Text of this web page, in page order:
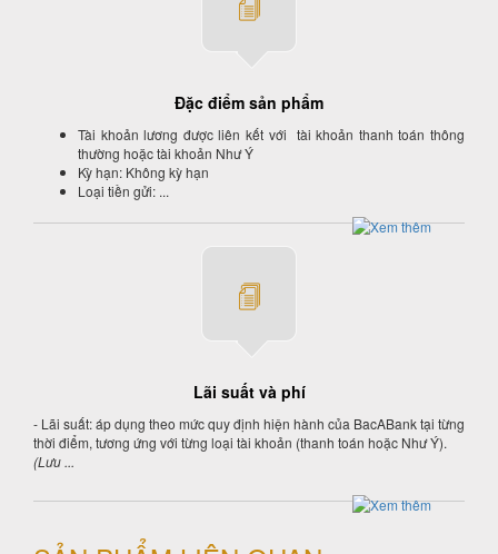
Đặc điểm sản phẩm
Tài khoản lương được liên kết với tài khoản thanh toán thông
thường hoặc tài khoản Như Ý
Kỳ hạn: Không kỳ hạn
Loại tiền gửi: ...
Lãi suất và phí
- Lãi suất: áp dụng theo mức quy định hiện hành của BacABank tại từng
thời điểm, tương ứng với từng loại tài khoản (thanh toán hoặc Như Ý).
(Lưu ...